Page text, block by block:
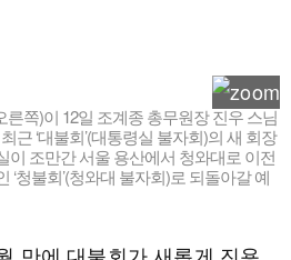
쪽)이 12일 조계종 총무원장 진우 스님
근 ‘대불회’(대통령실 불자회)의 새 회장
이 조만간 서울 용산에서 청와대로 이전
청불회’(청와대 불자회)로 되돌아갈 예